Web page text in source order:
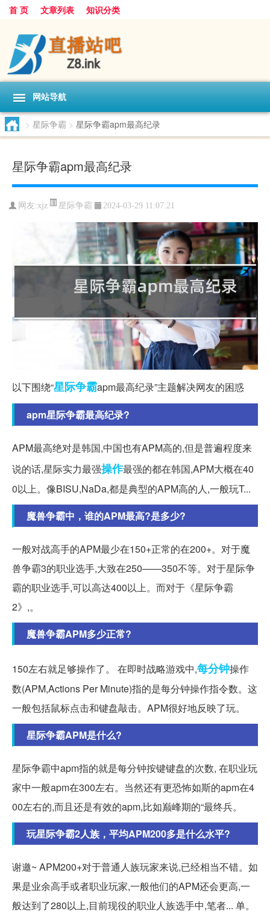
首 页 文章列表 知识分类
网站导航
> 星际争霸 > 星际争霸apm最高纪录
星际争霸apm最高纪录
网友:xjz 星际争霸 2024-03-29 11:07:21
以下围绕“星际争霸apm最高纪录”主题解决网友的困惑
apm星际争霸最高纪录?
APM最高绝对是韩国,中国也有APM高的,但是普遍程度来
说的话,星际实力最强操作最强的都在韩国,APM大概在40
0以上。像BISU,NaDa,都是典型的APM高的人,一般玩T...
魔兽争霸中，谁的APM最高?是多少?
一般对战高手的APM最少在150+正常的在200+。对于魔
兽争霸3的职业选手,大致在250——350不等。对于星际争
霸的职业选手,可以高达400以上。而对于《星际争霸
2》,。
魔兽争霸APM多少正常?
150左右就足够操作了。 在即时战略游戏中,每分钟操作
数(APM,Actions Per Minute)指的是每分钟操作指令数。这
一般包括鼠标点击和键盘敲击。APM很好地反映了玩。
星际争霸APM是什么?
星际争霸中apm指的就是每分钟按键键盘的次数, 在职业玩
家中一般apm在300左右。当然还有更恐怖如斯的apm在4
00左右的,而且还是有效的apm,比如巅峰期的“最终兵。
玩星际争霸2人族，平均APM200多是什么水平?
谢邀~ APM200+对于普通人族玩家来说,已经相当不错。如
果是业余高手或者职业玩家,一般他们的APM还会更高,一
般达到了280以上,目前现役的职业人族选手中,笔者... 单。